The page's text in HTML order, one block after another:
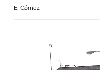
E. Gómez